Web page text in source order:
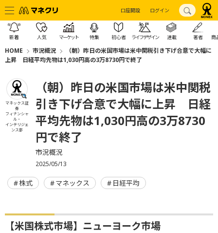
口座開設 ログイン
新着 人気 マーケット 特集 初心者 ライフデザイン 連載 著者 商
HOME 市況概況
（朝）昨日の米国市場は米中関税引き下げ合意で大幅に
上昇 日経平均先物は1,030円高の3万8730円で終了
マネックス証
券
フィナンシャ
ル・
インテリジェ
ンス部
（朝）昨日の米国市場は米中関税
引き下げ合意で大幅に上昇 日経
平均先物は1,030円高の3万8730
円で終了
市況概況
2025/05/13
株式 マネックス 日経平均
【米国株式市場】ニューヨーク市場